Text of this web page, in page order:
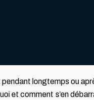
longtemps ou
et comment s’en